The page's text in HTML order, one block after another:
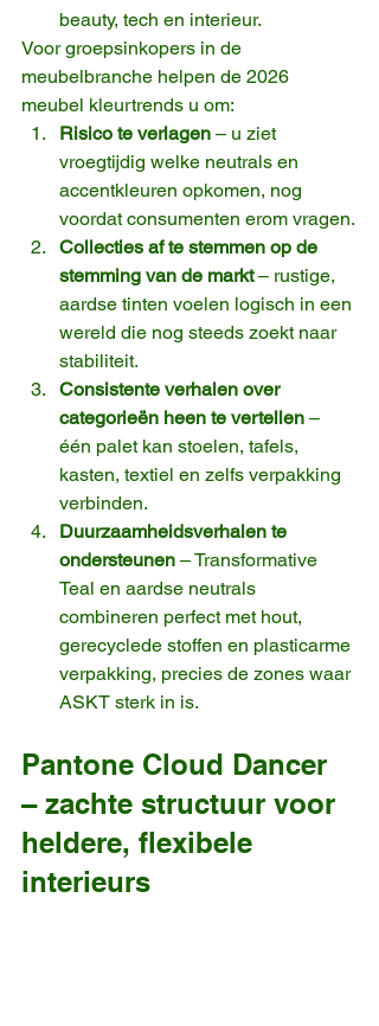
beauty, tech en interieur.
Voor groepsinkopers in de
meubelbranche helpen de 2026
meubel kleurtrends u om:
Risico te verlagen – u ziet
vroegtijdig welke neutrals en
accentkleuren opkomen, nog
voordat consumenten erom vragen.
Collecties af te stemmen op de
stemming van de markt – rustige,
aardse tinten voelen logisch in een
wereld die nog steeds zoekt naar
stabiliteit.
Consistente verhalen over
categorieën heen te vertellen –
één palet kan stoelen, tafels,
kasten, textiel en zelfs verpakking
verbinden.
Duurzaamheidsverhalen te
ondersteunen – Transformative
Teal en aardse neutrals
combineren perfect met hout,
gerecyclede stoffen en plasticarme
verpakking, precies de zones waar
ASKT sterk in is.
Pantone Cloud Dancer
– zachte structuur voor
heldere, flexibele
interieurs